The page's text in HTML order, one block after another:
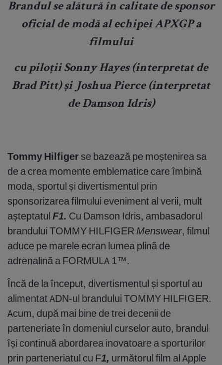
Brandul se alătură în calitate de sponsor
oficial de modă al echipei APXGP a
filmului
cu piloții Sonny Hayes (interpretat de
Brad Pitt)și Joshua Pierce (interpretat
de Damson Idris)
Tommy Hilfiger se bazează pe moștenirea sa
de a crea momente emblematice care îmbină
moda, sportul și divertismentul prin
sponsorizarea filmului eveniment al verii, mult
așteptatul F1. Cu Damson Idris, ambasadorul
brandului TOMMY HILFIGER Menswear, filmul
aduce pe marele ecran lumea plină de
adrenalină a FORMULA 1™️.
Încă de la început, divertismentul și sportul au
alimentat ADN-ul brandului TOMMY HILFIGER.
Acum, după mai bine de trei decenii de
parteneriate în domeniul curselor auto, brandul
își continuă abordarea inovatoare a sporturilor
prin parteneriatul cu F1, următorul film al Apple